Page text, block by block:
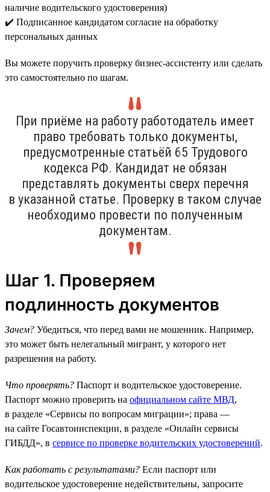
наличие водительского удостоверения)
✔️ Подписанное кандидатом согласие на обработку
персональных данных
Вы можете поручить проверку бизнес-ассистенту или сделать
это самостоятельно по шагам.
При приёме на работу работодатель имеет
право требовать только документы,
предусмотренные статьёй 65 Трудового
кодекса РФ. Кандидат не обязан
представлять документы сверх перечня
в указанной статье. Проверку в таком случае
необходимо провести по полученным
документам.
Шаг 1. Проверяем
подлинность документов
Зачем? Убедиться, что перед вами не мошенник. Например,
это может быть нелегальный мигрант, у которого нет
разрешения на работу.
Что проверять? Паспорт и водительское удостоверение.
Паспорт можно проверить на официальном сайте МВД,
в разделе «Сервисы по вопросам миграции»; права —
на сайте Госавтоинспекции, в разделе «Онлайн сервисы
ГИБДД», в сервисе по проверке водительских удостоверений.
Как работать с результатами? Если паспорт или
водительское удостоверение недействительны, запросите